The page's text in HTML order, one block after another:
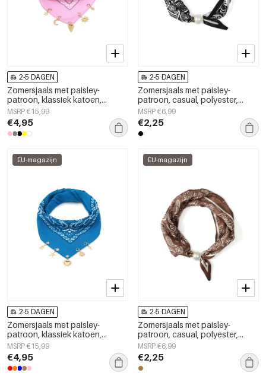
2-5 DAGEN
Zomersjaals met paisley-
patroon, klassiek katoen,
dagelijkse accessoires
MSRP €15,99
€4,95
2-5 DAGEN
Zomersjaals met paisley-
patroon, casual, polyester,
dagelijkse accessoires
MSRP €6,99
€2,25
EU-magazijn
2-5 DAGEN
Zomersjaals met paisley-
patroon, klassiek katoen,
dagelijkse accessoires
MSRP €15,99
€4,95
EU-magazijn
2-5 DAGEN
Zomersjaals met paisley-
patroon, casual, polyester,
dagelijkse accessoires
MSRP €6,99
€2,25